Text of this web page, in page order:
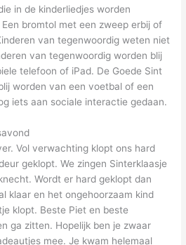
in de kinderliedjes worden
bromtol met een zweep erbij of
van tegenwoordig weten niet
van tegenwoordig worden blij
telefoon of iPad. De Goede Sint
worden van een voetbal of een
iets aan sociale interactie gedaan.
Vol verwachting klopt ons hard
geklopt. We zingen Sinterklaasje
Wordt er hard geklopt dan
klaar en het ongehoorzaam kind
klopt. Beste Piet en beste
ga zitten. Hopelijk ben je zwaar
mee. Je kwam helemaal